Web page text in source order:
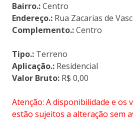
Bairro.:Centro
Endereço.: Rua Zacarias de
Complemento.:Centro
Tipo.: Terreno
Aplicação.: Residencial
Valor Bruto: R$ 0,00
Atenção: A disponibilidade e os
estão sujeitos a alteração sem